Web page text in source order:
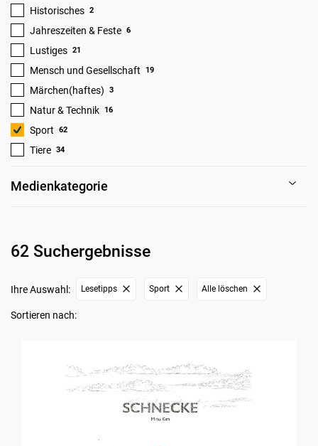
Historisches 2
Jahreszeiten & Feste 6
Lustiges 21
Mensch und Gesellschaft 19
Märchen(haftes) 3
Natur & Technik 16
Sport 62
Tiere 34
Medienkategorie
62 Suchergebnisse
Ihre Auswahl: Lesetipps Sport Alle löschen
Sortieren nach: